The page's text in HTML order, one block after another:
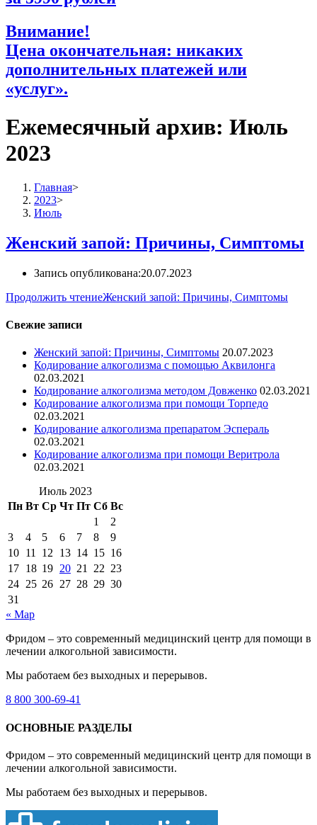
Внимание!
Цена окончательная: никаких
дополнительных платежей или
«услуг».
Ежемесячный архив: Июль
2023
Главная>
2023>
Июль
Женский запой: Причины, Симптомы
Запись опубликована:20.07.2023
Продолжить чтениеЖенский запой: Причины, Симптомы
Свежие записи
Женский запой: Причины, Симптомы 20.07.2023
Кодирование алкоголизма с помощью Аквилонга
02.03.2021
Кодирование алкоголизма методом Довженко 02.03.2021
Кодирование алкоголизма при помощи Торпедо
02.03.2021
Кодирование алкоголизма препаратом Эспераль
02.03.2021
Кодирование алкоголизма при помощи Веритрола
02.03.2021
Июль 2023
Пн Вт Ср Чт Пт Сб Вс
1
2
3
4 5 6 7 8
9
10 11 12 13 14 15 16
17 18 19 20 21 22 23
24 25 26 27 28 29 30
31
« Мар
Фридом – это современный медицинский центр для помощи в
лечении алкогольной зависимости.
Мы работаем без выходных и перерывов.
8 800 300-69-41
ОСНОВНЫЕ РАЗДЕЛЫ
Фридом – это современный медицинский центр для помощи в
лечении алкогольной зависимости.
Мы работаем без выходных и перерывов.